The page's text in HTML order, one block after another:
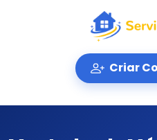
Criar